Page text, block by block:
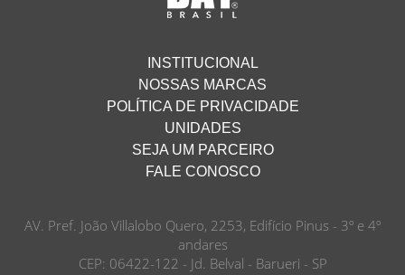
INSTITUCIONAL
NOSSAS MARCAS
POLÍTICA DE PRIVACIDADE
UNIDADES
SEJA UM PARCEIRO
FALE CONOSCO
AV. Pref. João Villalobo Quero, 2253, Edifício Pinus - 3º e 4º
andares
CEP: 06422-122 - Jd. Belval - Barueri - SP